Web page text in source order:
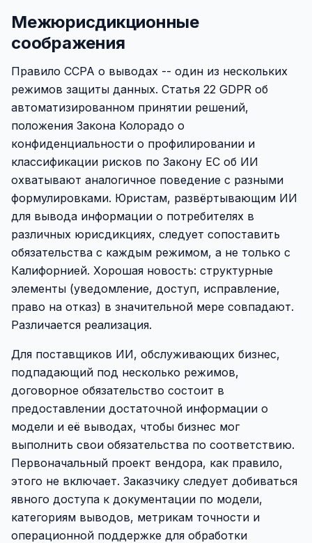
Межюрисдикционные
соображения
Правило CCPA о выводах -- один из нескольких
режимов защиты данных. Статья 22 GDPR об
автоматизированном принятии решений,
положения Закона Колорадо о
конфиденциальности о профилировании и
классификации рисков по Закону ЕС об ИИ
охватывают аналогичное поведение с разными
формулировками. Юристам, развёртывающим ИИ
для вывода информации о потребителях в
различных юрисдикциях, следует сопоставить
обязательства с каждым режимом, а не только с
Калифорнией. Хорошая новость: структурные
элементы (уведомление, доступ, исправление,
право на отказ) в значительной мере совпадают.
Различается реализация.
Для поставщиков ИИ, обслуживающих бизнес,
подпадающий под несколько режимов,
договорное обязательство состоит в
предоставлении достаточной информации о
модели и её выводах, чтобы бизнес мог
выполнить свои обязательства по соответствию.
Первоначальный проект вендора, как правило,
этого не включает. Заказчику следует добиваться
явного доступа к документации по модели,
категориям выводов, метрикам точности и
операционной поддержке для обработки